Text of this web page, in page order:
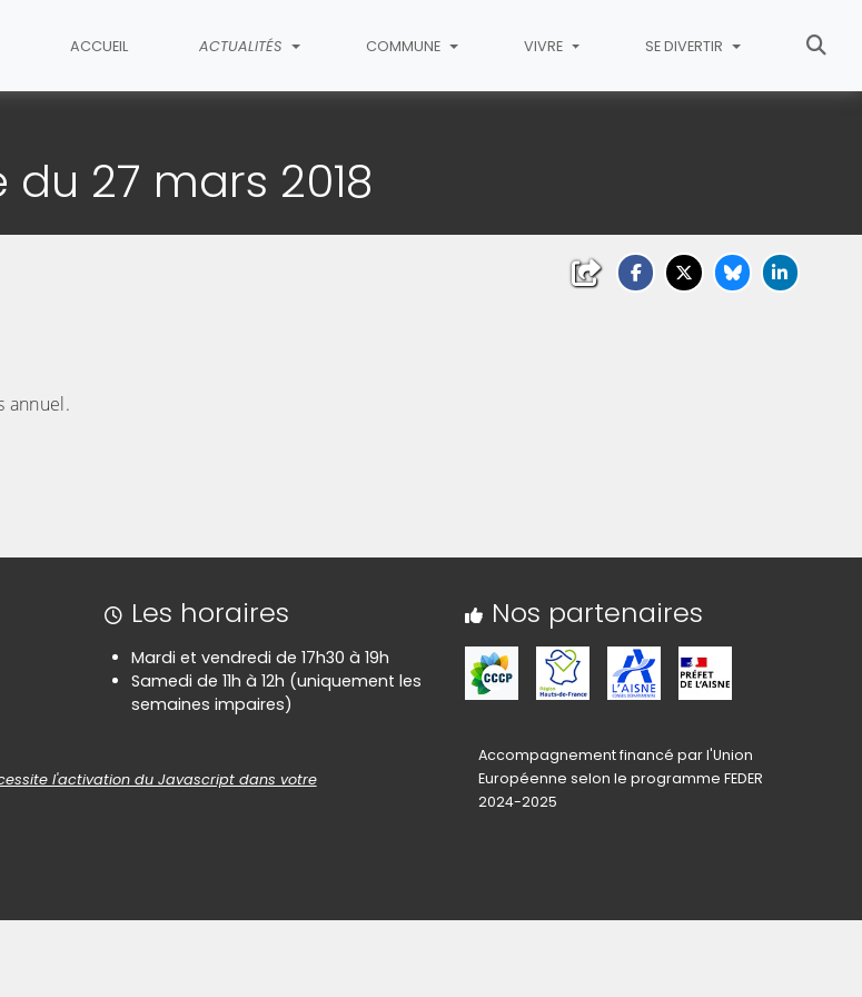
ACCUEIL ACTUALITÉS COMMUNE VIVRE SE DIVERTIR
27 mars 2018
annuel.
Les horaires
Mardi et vendredi de 17h30 à 19h
Samedi de 11h à 12h (uniquement les
semaines impaires)
Nos partenaires
l'activation du Javascript dans votre
Accompagnement financé par l'Union
Européenne selon le programme FEDER
2024-2025